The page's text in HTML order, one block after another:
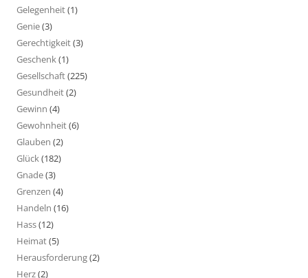
Gelegenheit(1)
Genie(3)
Gerechtigkeit(3)
Geschenk(1)
Gesellschaft(225)
Gesundheit(2)
Gewinn (4)
Gewohnheit(6)
Glauben (2)
Glück(182)
Gnade(3)
Grenzen (4)
Handeln (16)
Hass(12)
Heimat(5)
Herausforderung(2)
Herz(2)